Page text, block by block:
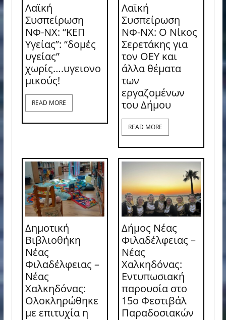
Λαϊκή
Συσπείρωση
ΝΦ-ΝΧ: “ΚΕΠ
Υγείας”: “δομές
υγείας”
χωρίς….υγειονο
μικούς!
READ MORE
Λαϊκή
Συσπείρωση
ΝΦ-ΝΧ: O Νίκος
Σερετάκης για
τον ΟΕΥ και
άλλα θέματα
των
εργαζομένων
του Δήμου
READ MORE
Δημοτική
Βιβλιοθήκη
Νέας
Φιλαδέλφειας –
Νέας
Χαλκηδόνας:
Ολοκληρώθηκε
με επιτυχία η
Δήμος Νέας
Φιλαδέλφειας –
Νέας
Χαλκηδόνας:
Εντυπωσιακή
παρουσία στο
15ο Φεστιβάλ
Παραδοσιακών